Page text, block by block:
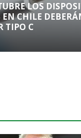
LOS
CHILE
TIPO C